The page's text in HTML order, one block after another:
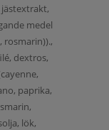
medel
rosmarin)).,
dextros,
paprika,
lök,